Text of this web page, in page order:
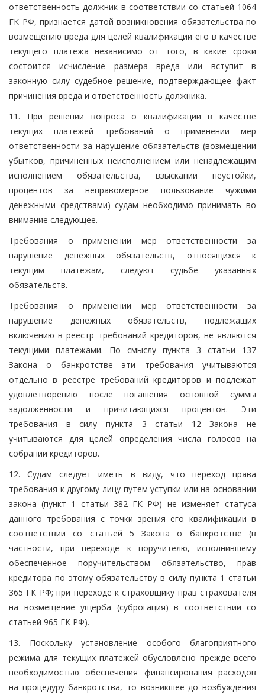
ответственность должник в соответствии со статьей 1064
ГК РФ, признается датой возникновения обязательства по
возмещению вреда для целей квалификации его в качестве
текущего платежа независимо от того, в какие сроки
состоится исчисление размера вреда или вступит в
законную силу судебное решение, подтверждающее факт
причинения вреда и ответственность должника.
11. При решении вопроса о квалификации в качестве
текущих платежей требований о применении мер
ответственности за нарушение обязательств (возмещении
убытков, причиненных неисполнением или ненадлежащим
исполнением обязательства, взыскании неустойки,
процентов за неправомерное пользование чужими
денежными средствами) судам необходимо принимать во
внимание следующее.
Требования о применении мер ответственности за
нарушение денежных обязательств, относящихся к
текущим платежам, следуют судьбе указанных
обязательств.
Требования о применении мер ответственности за
нарушение денежных обязательств, подлежащих
включению в реестр требований кредиторов, не являются
текущими платежами. По смыслу пункта 3 статьи 137
Закона о банкротстве эти требования учитываются
отдельно в реестре требований кредиторов и подлежат
удовлетворению после погашения основной суммы
задолженности и причитающихся процентов. Эти
требования в силу пункта 3 статьи 12 Закона не
учитываются для целей определения числа голосов на
собрании кредиторов.
12. Судам следует иметь в виду, что переход права
требования к другому лицу путем уступки или на основании
закона (пункт 1 статьи 382 ГК РФ) не изменяет статуса
данного требования с точки зрения его квалификации в
соответствии со статьей 5 Закона о банкротстве (в
частности, при переходе к поручителю, исполнившему
обеспеченное поручительством обязательство, прав
кредитора по этому обязательству в силу пункта 1 статьи
365 ГК РФ; при переходе к страховщику прав страхователя
на возмещение ущерба (суброгация) в соответствии со
статьей 965 ГК РФ).
13. Поскольку установление особого благоприятного
режима для текущих платежей обусловлено прежде всего
необходимостью обеспечения финансирования расходов
на процедуру банкротства, то возникшее до возбуждения